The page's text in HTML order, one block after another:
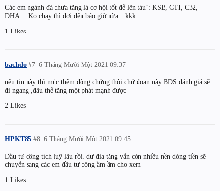
Các em ngành đá chưa tăng là cơ hội tốt để lên tàu’: KSB, CTI, C32,
DHA… Ko chạy thì đợi đến báo giờ nữa…kkk
1 Likes
bachdo 6 Tháng Mười Một 2021 09:37
#7
nếu tin này thì múc thêm dòng chứng thôi chứ đoạn này BDS đánh giá sẽ
đi ngang ,đâu thể tăng một phát mạnh được
2 Likes
HPKT85 6 Tháng Mười Một 2021 09:45
#8
Đầu tư công tích luỹ lâu rồi, dư địa tăng vẫn còn nhiều nền dòng tiền sẽ
chuyễn sang các em đầu tư công ầm ầm cho xem
1 Likes